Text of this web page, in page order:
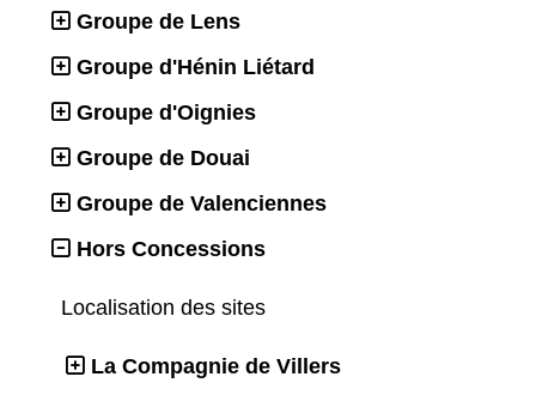
Groupe de Lens
Groupe d'Hénin Liétard
Groupe d'Oignies
Groupe de Douai
Groupe de Valenciennes
Hors Concessions
Localisation des sites
La Compagnie de Villers